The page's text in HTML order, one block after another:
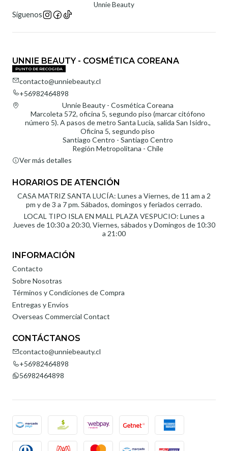
Unnie Beauty
Síguenos
UNNIE BEAUTY - COSMÉTICA COREANA
PUNTO DE RECOGIDA
contacto@unniebeauty.cl
+56982464898
Unnie Beauty - Cosmética Coreana
Marcoleta 572, oficina 5, segundo piso (marcar citófono
número 5). A pasos de metro Santa Lucía, salida San Isidro.,
Oficina 5, segundo piso
Santiago Centro - Santiago Centro
Región Metropolitana - Chile
Ver más detalles
HORARIOS DE ATENCIÓN
CASA MATRIZ SANTA LUCÍA: Lunes a Viernes, de 11 am a 2
pm y de 3 a 7 pm. Sábados, domingos y feriados cerrado.
LOCAL TIPO ISLA EN MALL PLAZA VESPUCIO: Lunes a
Jueves de 10:30 a 20:30, Viernes, sábados y Domingos de 10:30
a 21:00
INFORMACIÓN
Contacto
Sobre Nosotras
Términos y Condiciones de Compra
Entregas y Envíos
Overseas Commercial Contact
CONTÁCTANOS
contacto@unniebeauty.cl
+56982464898
56982464898